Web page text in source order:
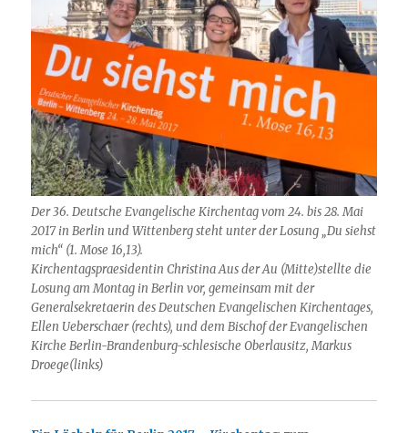
Der 36. Deutsche Evangelische Kirchentag vom 24. bis 28. Mai
2017 in Berlin und Wittenberg steht unter der Losung „Du siehst
mich“ (1. Mose 16,13).
Kirchentagspraesidentin Christina Aus der Au (Mitte)stellte die
Losung am Montag in Berlin vor, gemeinsam mit der
Generalsekretaerin des Deutschen Evangelischen Kirchentages,
Ellen Ueberschaer (rechts), und dem Bischof der Evangelischen
Kirche Berlin-Brandenburg-schlesische Oberlausitz, Markus
Droege(links)